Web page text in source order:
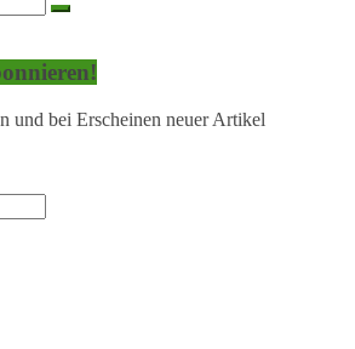
und bei Erscheinen neuer Artikel